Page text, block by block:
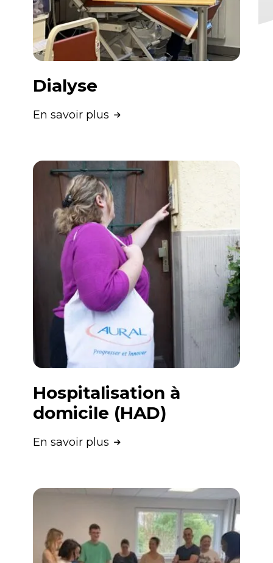
Dialyse
En savoir plus
Hospitalisation à
domicile (HAD)
En savoir plus